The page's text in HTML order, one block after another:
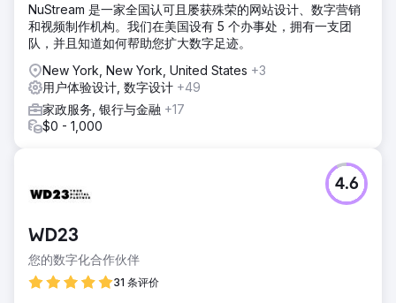
NuStream 是一家全国认可且屡获殊荣的网站设计、数字营销
和视频制作机构。我们在美国设有 5 个办事处，拥有一支团
队，并且知道如何帮助您扩大数字足迹。
New York, New York, United States +3
用户体验设计, 数字设计 +49
家政服务, 银行与金融 +17
$0 - 1,000
WD23
您的数字化合作伙伴
31 条评价
4.6